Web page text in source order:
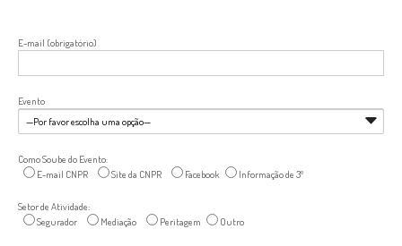
E-mail (obrigatório)
Evento
Como Soube do Evento:
E-mail CNPR
Site da CNPR Facebook Informação de 3º
Setor de Atividade:
Segurador
Mediação Peritagem Outro